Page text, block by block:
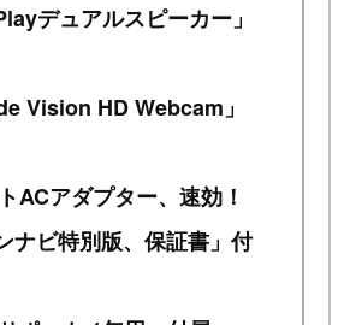
デュアルスピーカー」
Vision HD Webcam」
ACアダプター、速効！
ナビ特別版、保証書」付